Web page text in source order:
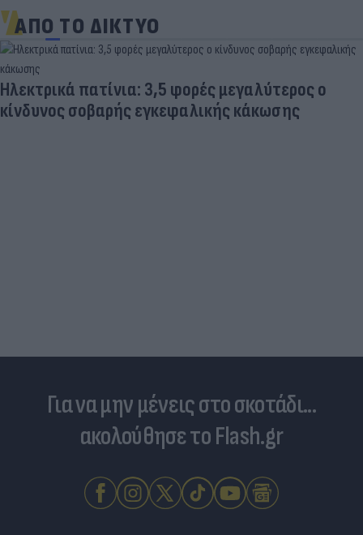
ΑΠΟ ΤΟ ΔΙΚΤΥΟ
Ηλεκτρικά πατίνια: 3,5 φορές μεγαλύτερος ο
κίνδυνος σοβαρής εγκεφαλικής κάκωσης
Για να μην μένεις στο σκοτάδι...
ακολούθησε το Flash.gr